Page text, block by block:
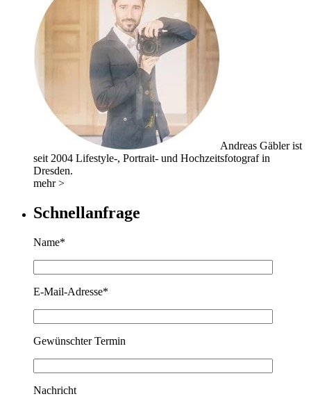
Andreas Gäbler ist
seit 2004 Lifestyle-, Portrait- und Hochzeitsfotograf in
Dresden.
mehr >
Schnellanfrage
Name*
E-Mail-Adresse*
Gewünschter Termin
Nachricht